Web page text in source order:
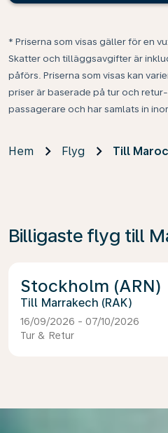
* Priserna som visas gäller för en
Skatter och tilläggsavgifter är
påförs. Priserna som visas kan
priser är baserade på tur och
passagerare och har samlats in
Hem Flyg Till
Billigaste flyg till
Stockholm (ARN)
Marrakech (RAK)
16/09/2026 - 07/10/2026
Tur & Retur